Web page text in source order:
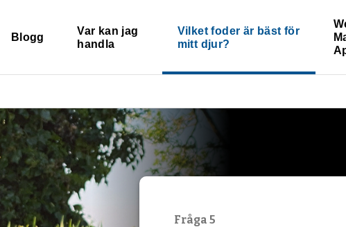
Blogg
Var kan jag
handla
Vilket foder är bäst för
mitt djur?
Fråga 5